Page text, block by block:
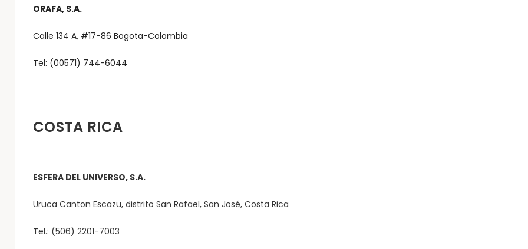
ORAFA, S.A.
Calle 134 A, #17-86 Bogota-Colombia
Tel: (00571) 744-6044
COSTA RICA
ESFERA DEL UNIVERSO, S.A.
Uruca Canton Escazu, distrito San Rafael, San José, Costa Rica
Tel.: (506) 2201-7003